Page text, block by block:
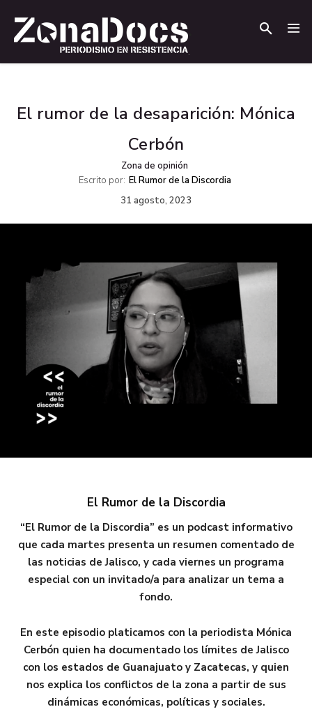
El rumor de la desaparición: Mónica
Cerbón
Zona de opinión
Escrito por: El Rumor de la Discordia
31 agosto, 2023
El Rumor de la Discordia
“El Rumor de la Discordia” es un podcast informativo
que cada martes presenta un resumen comentado de
las noticias de Jalisco, y cada viernes un programa
especial con un invitado/a para analizar un tema a
fondo.
En este episodio platicamos con la periodista Mónica
Cerbón quien ha documentado los límites de Jalisco
con los estados de Guanajuato y Zacatecas, y quien
nos explica los conflictos de la zona a partir de sus
dinámicas económicas, políticas y sociales.